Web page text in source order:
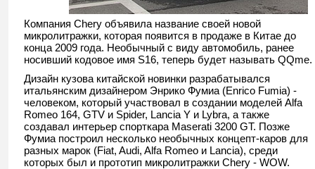
Компания Chery объявила название своей новой
микролитражки, которая появится в продаже в Китае до
конца 2009 года. Необычный с виду автомобиль, ранее
носивший кодовое имя S16, теперь будет называть QQme.
Дизайн кузова китайской новинки разрабатывался
итальянским дизайнером Энрико Фумиа (Enrico Fumia) -
человеком, который участвовал в создании моделей Alfa
Romeo 164, GTV и Spider, Lancia Y и Lybra, а также
создавал интерьер спорткара Maserati 3200 GT. Позже
Фумиа построил несколько необычных концепт-каров для
разных марок (Fiat, Audi, Alfa Romeo и Lancia), среди
которых был и прототип микролитражки Chery - WOW.